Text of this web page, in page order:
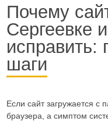
Почему
Сергеевке
исправить:
шаги
Если сайт загружается с
браузера, а симптом